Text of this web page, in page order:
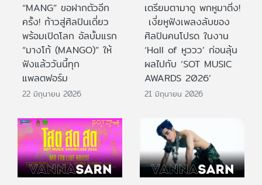
“MANG” ขอฝากตัวอีก
ครั้ง! ก้าวสู่ศิลปินเดี่ยว
พร้อมเปิดโลก อัลบั้มแรก
“มางโก้ (MANGO)” ให้
ฟังแล้ววันนี้ทุก
แพลตฟอร์ม
22 มิถุนายน 2026
เตรียมตามาดู พกหูมาติ่ง!
เงี่ยหูฟังเพลงลับของ
ศิลปินคนโปรด ในงาน
‘Hall of หูววว’ ก่อนลุ้น
ผลไปกับ ‘SOT MUSIC
AWARDS 2026’
21 มิถุนายน 2026